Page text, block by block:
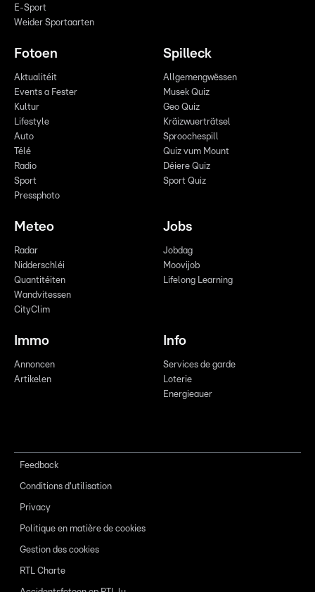
E-Sport
Weider Sportaarten
Fotoen
Aktualitéit
Events a Fester
Kultur
Lifestyle
Auto
Télé
Radio
Sport
Pressphoto
Spilleck
Allgemengwëssen
Musek Quiz
Geo Quiz
Kräizwuerträtsel
Sproochespill
Quiz vum Mount
Déiere Quiz
Sport Quiz
Meteo
Radar
Nidderschléi
Quantitéiten
Wandvitessen
CityClim
Jobs
Jobdag
Moovijob
Lifelong Learning
Immo
Annoncen
Artikelen
Info
Services de garde
Loterie
Energieauer
Feedback
Conditions d'utilisation
Privacy
Politique en matière de cookies
Gestion des cookies
RTL Charte